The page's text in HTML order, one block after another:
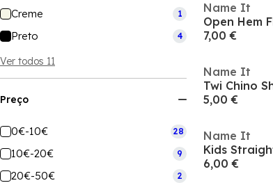
Creme 1
Preto 4
Ver todos 11
Preço
0€-10€ 28
10€-20€ 9
20€-50€ 2
Name It
Open Hem
7,00 €
Name It
Twi Chino
5,00 €
Name It
Kids
6,00 €